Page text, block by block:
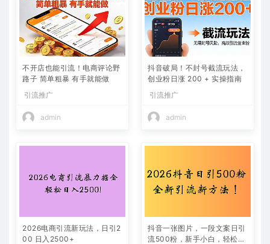
不开店也能引流！电商评论野
路子 简单粗暴 有手就能做
引流推广
admin
抖音破局！不封号截流玩法，
创业粉日涨 200 + 实操指南
引流推广
admin
2026电商引流新玩法，日引2
00 日入2500+
抖音一张图片，一段文案日引
流500粉，新手小白，轻松上